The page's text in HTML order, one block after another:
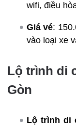
wifi, điều
Giá vé:
vào loại xe
Lộ trình di
Gòn
Lộ trình di